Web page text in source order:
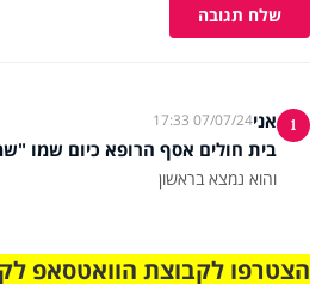
שלח תגובה
1 אני07/07/24 17:33
בית חולים אסף הרופא כיום שמו
והוא נמצא בראשון